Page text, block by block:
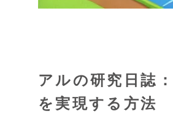
アルの研究日誌
を実現する方法